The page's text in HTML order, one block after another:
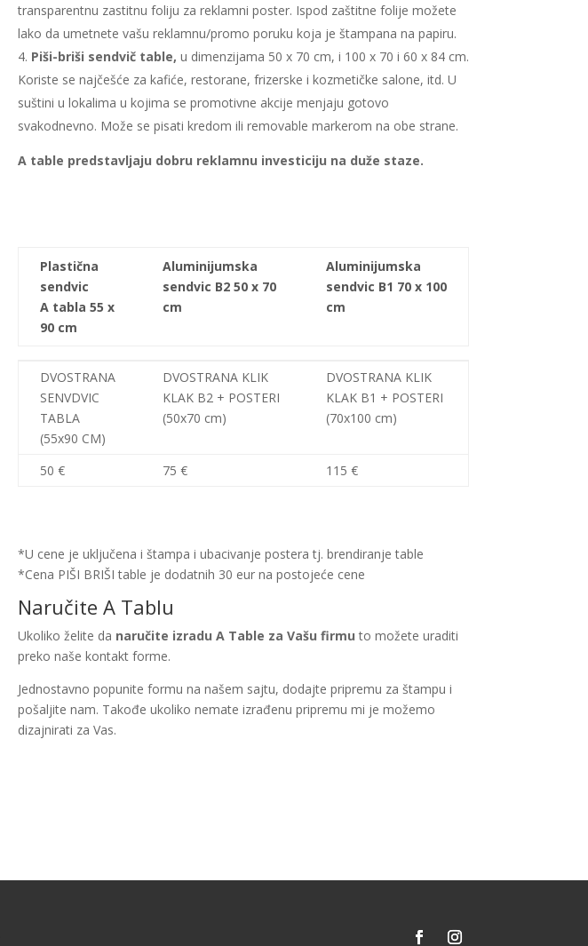
transparentnu zastitnu foliju za reklamni poster. Ispod zaštitne folije možete
lako da umetnete vašu reklamnu/promo poruku koja je štampana na papiru.
Piši-briši sendvič table, u dimenzijama 50 x 70 cm, i 100 x 70 i 60 x 84 cm.
Koriste se najčešće za kafiće, restorane, frizerske i kozmetičke salone, itd. U
suštini u lokalima u kojima se promotivne akcije menjaju gotovo
svakodnevno. Može se pisati kredom ili removable markerom na obe strane.
A table predstavljaju dobru reklamnu investiciju na duže staze.
Plastična
sendvic
A tabla 55 x
90 cm
Aluminijumska
sendvic B2 50 x 70
cm
Aluminijumska
sendvic B1 70 x 100
cm
Plastična
sendvic
A tabla 55 x
90 cm
Aluminijumska
sendvic B2 50 x 70
cm
Aluminijumska
sendvic B1 70 x 100
cm
DVOSTRANA
SENVDVIC
TABLA
(55x90 CM)
DVOSTRANA KLIK
KLAK B2 + POSTERI
(50x70 cm)
DVOSTRANA KLIK
KLAK B1 + POSTERI
(70x100 cm)
50 € 75 € 115 €
*U cene je uključena i štampa i ubacivanje postera tj. brendiranje table
*Cena PIŠI BRIŠI table je dodatnih 30 eur na postojeće cene
Naručite A Tablu
Ukoliko želite da naručite izradu A Table za Vašu firmu to možete uraditi
preko naše kontakt forme.
Jednostavno popunite formu na našem sajtu, dodajte pripremu za štampu i
pošaljite nam. Takođe ukoliko nemate izrađenu pripremu mi je možemo
dizajnirati za Vas.